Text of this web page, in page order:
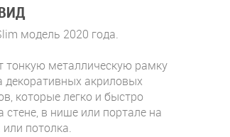
модель 2020 года.
тонкую металлическую рамку
декоративных акриловых
которые легко и быстро
в нише или портале на
потолка.